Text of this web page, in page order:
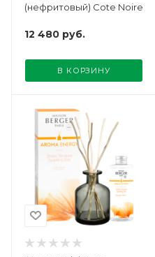
(нефритовый) Cote Noire
12 480 руб.
В КОРЗИНУ